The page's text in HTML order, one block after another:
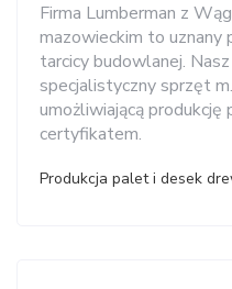
Firma Lumberman z
mazowieckim to uznany
tarcicy budowlanej.
specjalistyczny sprzęt
umożliwiającą
certyfikatem.
Produkcja palet i desek